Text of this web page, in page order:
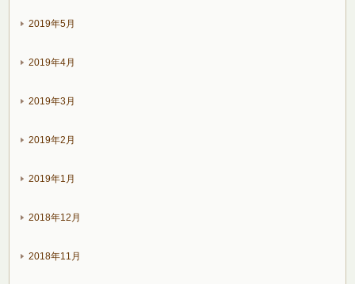
2019年5月
2019年4月
2019年3月
2019年2月
2019年1月
2018年12月
2018年11月